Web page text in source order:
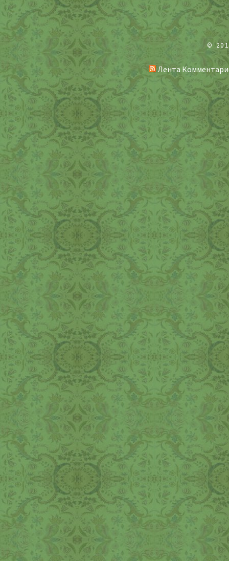
©
Лента